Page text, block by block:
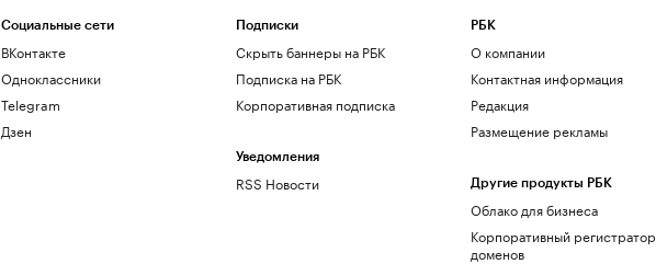
Социальные сети
ВКонтакте
Одноклассники
Telegram
Дзен
Подписки
Скрыть баннеры на РБК
Подписка на РБК
Корпоративная подписка
Уведомления
RSS Новости
РБК
О компании
Контактная информация
Редакция
Размещение рекламы
Другие продукты РБК
Облако для бизнеса
Корпоративный регистратор
доменов